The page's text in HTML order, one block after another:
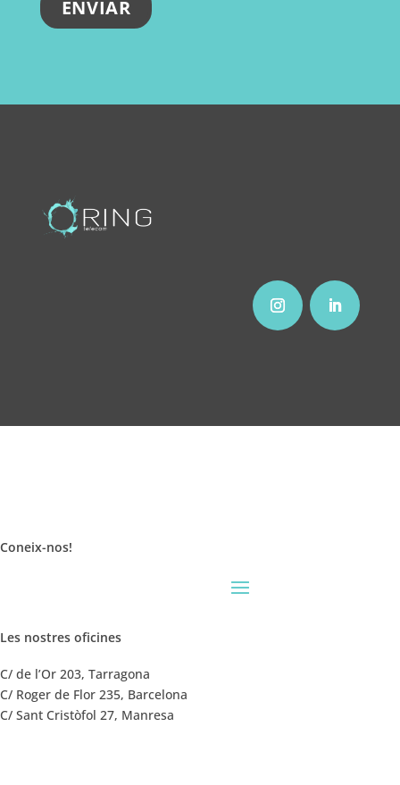
Coneix-nos!
Les nostres oficines
C/ de l’Or 203, Tarragona
C/ Roger de Flor 235, Barcelona
C/ Sant Cristòfol 27, Manresa